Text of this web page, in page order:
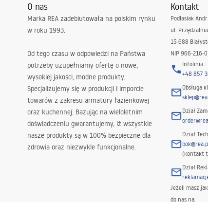
O nas
Marka REA zadebiutowała na polskim rynku
w roku 1993.
Od tego czasu w odpowiedzi na Państwa
potrzeby uzupełniamy ofertę o nowe,
wysokiej jakości, modne produkty.
Specjalizujemy się w produkcji i imporcie
towarów z zakresu armatury łazienkowej
oraz kuchennej. Bazując na wieloletnim
doświadczeniu gwarantujemy, iż wszystkie
nasze produkty są w 100% bezpieczne dla
zdrowia oraz niezwykle funkcjonalne.
Kontakt
Podlasiak
ul.
15-688
NIP 966-216-
Infolinia
+48 857
Obsługa
Dział
Dział
(kontakt
Dział
Jeżeli masz
do nas na: